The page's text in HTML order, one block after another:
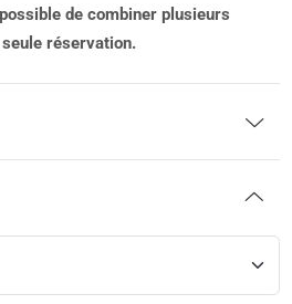
de combiner plusieurs
réservation.